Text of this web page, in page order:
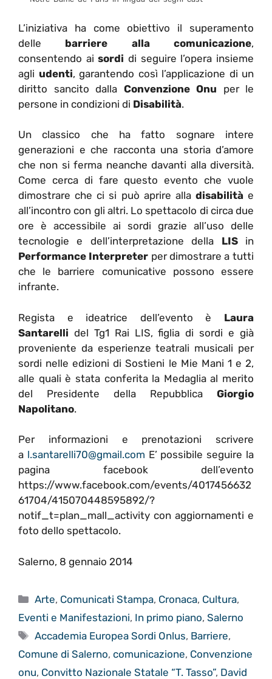
L’iniziativa ha come obiettivo il superamento
delle barriere alla comunicazione,
consentendo ai sordi di seguire l’opera insieme
agli udenti, garantendo così l’applicazione di un
diritto sancito dalla Convenzione Onu per le
persone in condizioni di Disabilità.
Un classico che ha fatto sognare intere
generazioni e che racconta una storia d’amore
che non si ferma neanche davanti alla diversità.
Come cerca di fare questo evento che vuole
dimostrare che ci si può aprire alla disabilitàe
all’incontro con gli altri. Lo spettacolo di circa due
ore è accessibile ai sordi grazie all’uso delle
tecnologie e dell’interpretazione della LISin
Performance Interpreter per dimostrare a tutti
che le barriere comunicative possono essere
infrante.
Regista e ideatrice dell’evento è Laura
Santarelli del Tg1 Rai LIS, figlia di sordi e già
proveniente da esperienze teatrali musicali per
sordi nelle edizioni di Sostieni le Mie Mani 1 e 2,
alle quali è stata conferita la Medaglia al merito
del Presidente della Repubblica Giorgio
Napolitano.
Per informazioni e prenotazioni scrivere
a l.santarelli70@gmail.com E’ possibile seguire la
pagina facebook dell’evento
https://www.facebook.com/events/4017456632
61704/415070448595892/?
notif_t=plan_mall_activity con aggiornamenti e
foto dello spettacolo.
Salerno, 8 gennaio 2014
Categorie
Arte, Comunicati Stampa, Cronaca, Cultura,
Eventi e Manifestazioni, In primo piano, Salerno
Tag
Accademia Europea Sordi Onlus, Barriere,
Comune di Salerno, comunicazione, Convenzione
onu, Convitto Nazionale Statale “T. Tasso”, David